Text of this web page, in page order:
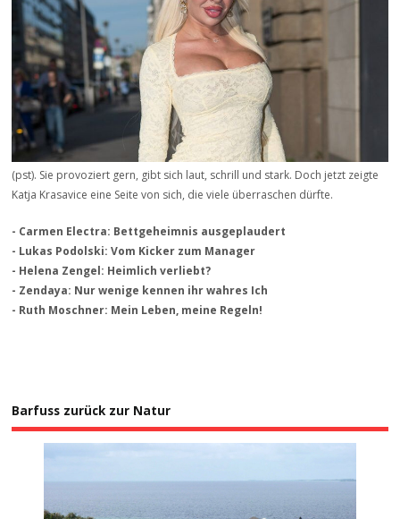
(pst). Sie provoziert gern, gibt sich laut, schrill und stark. Doch jetzt zeigte
Katja Krasavice eine Seite von sich, die viele überraschen dürfte.
- Carmen Electra: Bettgeheimnis ausgeplaudert
- Lukas Podolski: Vom Kicker zum Manager
- Helena Zengel: Heimlich verliebt?
- Zendaya: Nur wenige kennen ihr wahres Ich
- Ruth Moschner: Mein Leben, meine Regeln!
Barfuss zurück zur Natur